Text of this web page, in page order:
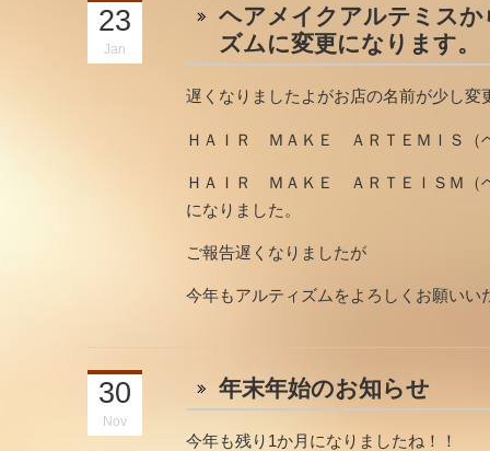
23
Jan
ヘアメイクアルテミス
ズムに変更になります。
遅くなりましたよがお店の名前が少し変
ＨＡＩＲ ＭＡＫＥ ＡＲＴＥＭＩＳ（
ＨＡＩＲ ＭＡＫＥ ＡＲＴＥＩＳＭ（
になりました。
ご報告遅くなりましたが
今年もアルティズムをよろしくお願いい
30
Nov
年末年始のお知らせ
今年も残り1か月になりましたね！！